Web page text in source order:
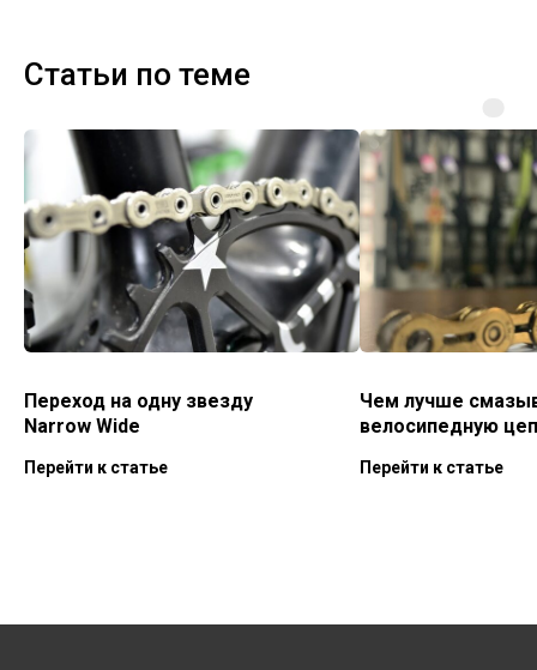
Статьи по теме
Переход на одну звезду
Narrow Wide
Перейти к статье
Чем лучше
велосипедную
Перейти к статье